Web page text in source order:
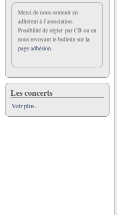
Merci de nous soutenir en
adhérent à l’association.
Possibilité de régler par CB ou en
nous revoyant le bulletin sur la
page adhésion.
Les concerts
Voir plus...